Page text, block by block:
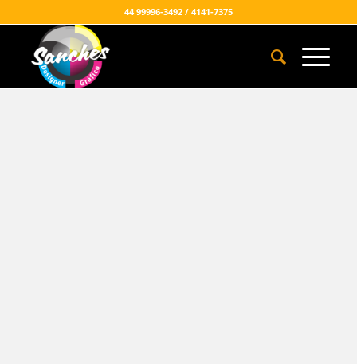
44 99996-3492 / 4141-7375